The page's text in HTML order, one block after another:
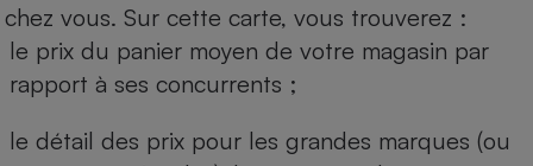
chez vous. Sur cette carte, vous trouverez :
le prix du panier moyen de votre magasin par
rapport à ses concurrents ;
le détail des prix pour les grandes marques (ou